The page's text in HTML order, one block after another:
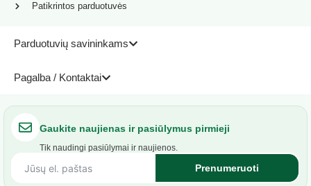
Parduotuvių savininkams
Pagalba / Kontaktai
Patikrintos parduotuvės
Gaukite naujienas ir pasiūlymus pirmieji
Tik naudingi pasiūlymai ir naujienos.
Prenumeruoti